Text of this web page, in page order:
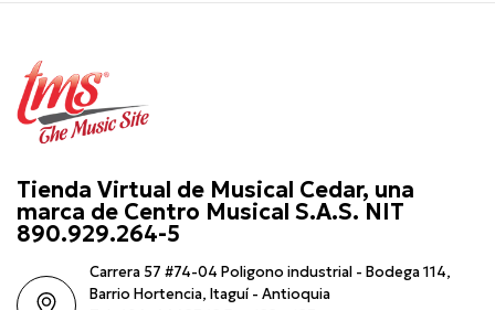
Tienda Virtual de Musical Cedar, una
marca de Centro Musical S.A.S. NIT
890.929.264-5
Carrera 57 #74-04 Poligono industrial - Bodega 114,
Barrio Hortencia, Itaguí - Antioquia